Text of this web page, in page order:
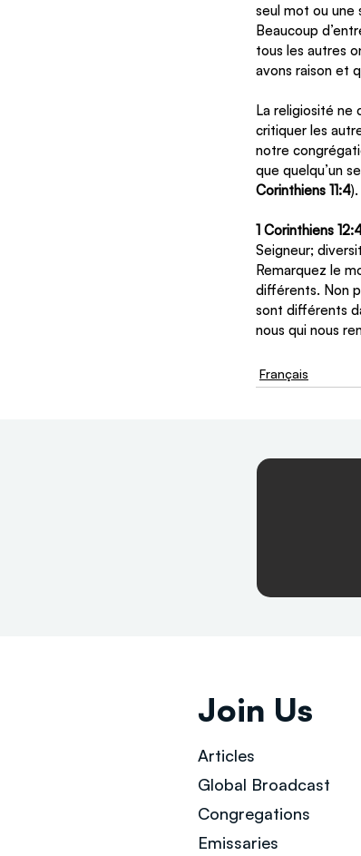
seul mot ou une
Beaucoup
tous les autres
avons raison et
La religiosité ne
critiquer les
notre
que quelqu’un
Corinthiens 11:4
1 Corinthiens
Seigneur;
Remarquez le
différents. Non
sont différents
nous qui nous
Français
Join Us
Articles
Global Broadcast
Congregations
Emissaries